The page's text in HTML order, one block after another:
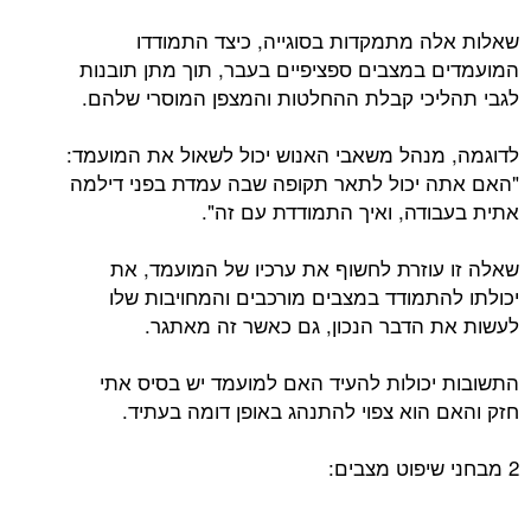
שאלות אלה מתמקדות בסוגייה, כיצד התמודדו
המועמדים במצבים ספציפיים בעבר, תוך מתן תובנות
לגבי תהליכי קבלת ההחלטות והמצפן המוסרי שלהם.
לדוגמה, מנהל משאבי האנוש יכול לשאול את המועמד:
"האם אתה יכול לתאר תקופה שבה עמדת בפני דילמה
אתית בעבודה, ואיך התמודדת עם זה".
שאלה זו עוזרת לחשוף את ערכיו של המועמד, את
יכולתו להתמודד במצבים מורכבים והמחויבות שלו
לעשות את הדבר הנכון, גם כאשר זה מאתגר.
התשובות יכולות להעיד האם למועמד יש בסיס אתי
חזק והאם הוא צפוי להתנהג באופן דומה בעתיד.
2 מבחני שיפוט מצבים: